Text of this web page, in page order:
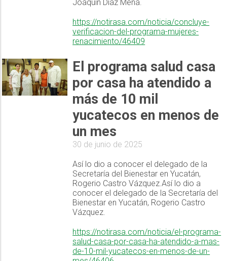
Joaquín Díaz Mena.
https://notirasa.com/noticia/concluye-
verificacion-del-programa-mujeres-
renacimiento/46409
El programa salud casa
por casa ha atendido a
más de 10 mil
yucatecos en menos de
un mes
30 de junio de 2025
Así lo dio a conocer el delegado de la
Secretaría del Bienestar en Yucatán,
Rogerio Castro Vázquez.Así lo dio a
conocer el delegado de la Secretaría del
Bienestar en Yucatán, Rogerio Castro
Vázquez.
https://notirasa.com/noticia/el-programa-
salud-casa-por-casa-ha-atendido-a-mas-
de-10-mil-yucatecos-en-menos-de-un-